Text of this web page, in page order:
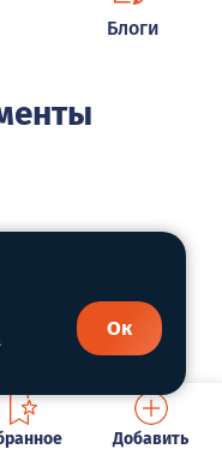
Блоги
Добавить
Ок